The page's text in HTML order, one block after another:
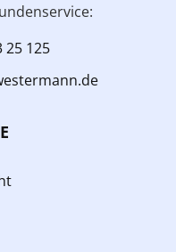
25 125